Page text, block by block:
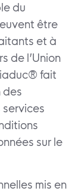
du
être
et à
de l’Union
fait
des
sur le
mis en